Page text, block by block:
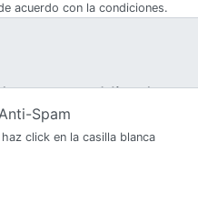
acuerdo con la condiciones.
Spam
click en la casilla blanca